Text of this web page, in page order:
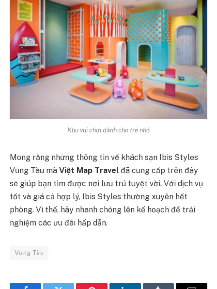
Khu vui chơi dành cho trẻ nhỏ
Mong rằng những thông tin về khách sạn Ibis Styles
Vũng Tàu mà Việt Map Travel đã cung cấp trên đây
sẽ giúp bạn tìm được nơi lưu trú tuyệt vời. Với dịch vụ
tốt và giá cả hợp lý, Ibis Styles thường xuyên hết
phòng. Vì thế, hãy nhanh chóng lên kế hoạch để trải
nghiệm các ưu đãi hấp dẫn.
Vũng Tàu